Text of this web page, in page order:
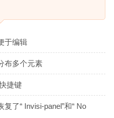
于编辑
布多个元素
捷键
了“ Invisi-panel”和“ No